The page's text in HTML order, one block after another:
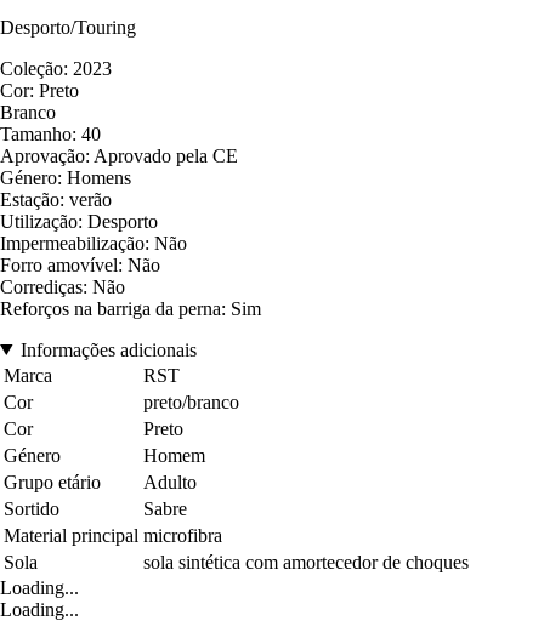
Desporto/Touring
Coleção: 2023
Cor: Preto
Branco
Tamanho: 40
Aprovação: Aprovado pela CE
Género: Homens
Estação: verão
Utilização: Desporto
Impermeabilização: Não
Forro amovível: Não
Corrediças: Não
Reforços na barriga da perna: Sim
Informações adicionais
Marca
RST
Cor
preto/branco
Cor
Preto
Género
Homem
Grupo etário
Adulto
Sortido
Sabre
Material principal microfibra
Sola
sola sintética com amortecedor de choques
Loading...
Loading...